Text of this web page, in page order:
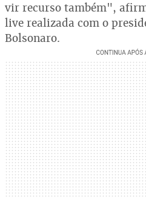
vir recurso também",
live realizada com o
Bolsonaro.